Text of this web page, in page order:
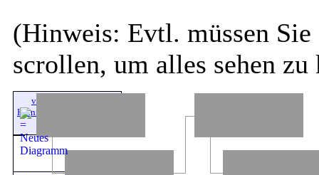
(Hinweis: Evtl. müssen Sie
scrollen, um alles sehen zu
v. der Schulenburg
Heinrich (XI)